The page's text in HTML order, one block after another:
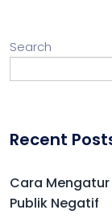
Search
Recent
Cara
Publik Negatif